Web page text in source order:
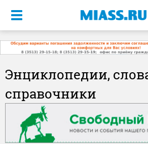
Меню
Энциклопедии,
справочники